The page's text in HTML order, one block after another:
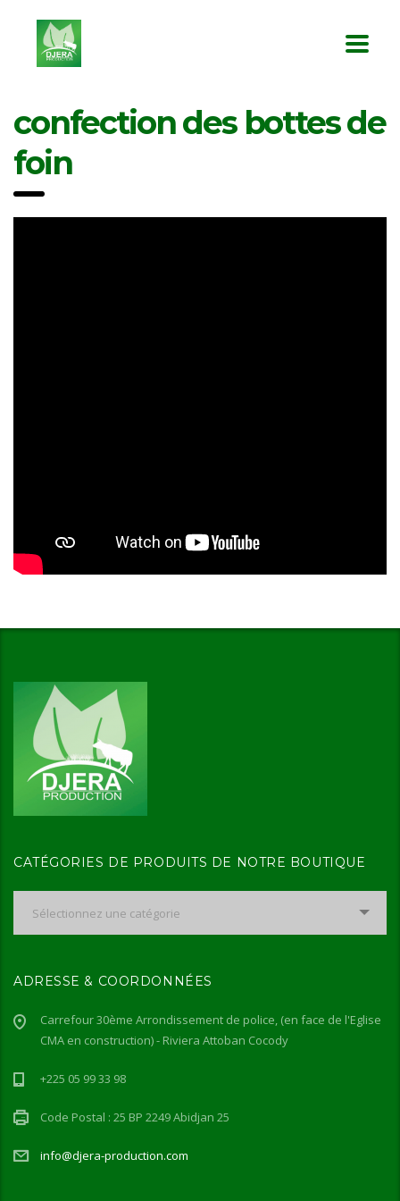
confection des bottes de
foin
CATÉGORIES DE PRODUITS DE NOTRE BOUTIQUE
Sélectionnez une catégorie
ADRESSE & COORDONNÉES
Carrefour 30ème Arrondissement de police, (en face de l'Eglise
CMA en construction) - Riviera Attoban Cocody
+225 05 99 33 98
Code Postal : 25 BP 2249 Abidjan 25
info@djera-production.com